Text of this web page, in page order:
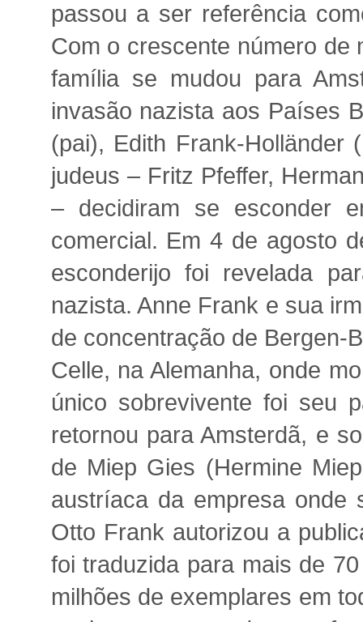
passou a ser referência
Com o crescente número de
família se mudou para
invasão nazista aos Países
(pai), Edith Frank-Holländer
judeus – Fritz Pfeffer,
– decidiram se esconder
comercial. Em 4 de agosto
esconderijo foi revelada
nazista. Anne Frank e sua
de concentração de Bergen-
Celle, na Alemanha, onde
único sobrevivente foi seu
retornou para Amsterdã, e
de Miep Gies (Hermine
austríaca da empresa onde
Otto Frank autorizou a
foi traduzida para mais de
milhões de exemplares em